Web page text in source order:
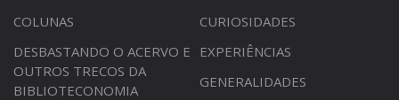
COLUNAS
CURIOSIDADES
DESBASTANDO O ACERVO E
OUTROS TRECOS DA
BIBLIOTECONOMIA
EXPERIÊNCIAS
GENERALIDADES